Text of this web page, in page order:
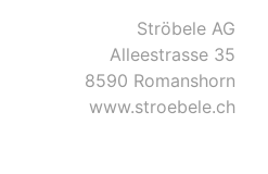
Ströbele AG
Alleestrasse 35
8590 Romanshorn
www.stroebele.ch